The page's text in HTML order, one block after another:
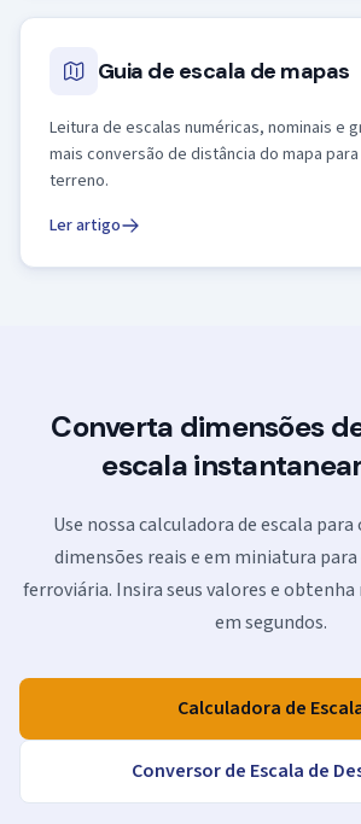
Guia de escala de mapas
Leitura de escalas numéricas, nominais e
mais conversão de distância do mapa
terreno.
Ler artigo
Converta dimensões
escala
Use nossa calculadora de escala
dimensões reais e em miniatura para
ferroviária. Insira seus valores e
em segundos.
Calculadora de
Conversor de Escala de